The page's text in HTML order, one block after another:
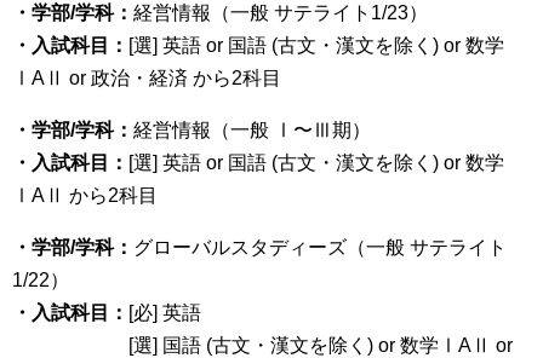
・学部/学科： 経営情報（一般 サテライト1/23）
・入試科目： [選] 英語 or 国語 (古文・漢文を除く) or 数学
ⅠAⅡ or 政治・経済 から2科目
・学部/学科： 経営情報（一般 Ⅰ〜Ⅲ期）
・入試科目： [選] 英語 or 国語 (古文・漢文を除く) or 数学
ⅠAⅡ から2科目
・学部/学科： グローバルスタディーズ（一般 サテライト
1/22）
・入試科目： [必] 英語
[選] 国語 (古文・漢文を除く) or 数学ⅠAⅡ or